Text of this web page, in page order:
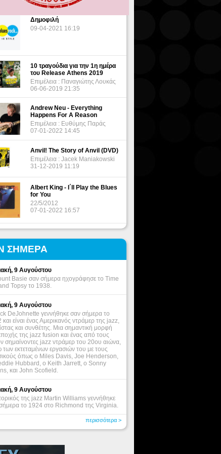
Δημοφιλή
09-04-2021 16:19
10 τραγούδια για την 1η ημέρα
του Release Athens 2019
Επιμέλεια : Παναγιώτης Λουκάς
06-06-2019 21:35
Andrew Neu - Everything
Happens For A Reason
Επιμέλεια : Ευθύμης Παράς
07-01-2022 14:45
Anvil! The Story of Anvil (DVD)
Επιμέλεια : Jacek Maniakowski
31-12-2019 11:19
Albert King - I΄ll Play the Blues
for You
22/5/2012
07-01-2022 16:57
ΣΗΜΕΡΑ
9 Αυγούστου
Basie σαν σήμερα ηχογράφησε το Time
Topsy το 1938.
9 Αυγούστου
DeJohnette γεννήθηκε σαν σήμερα το
και είναι ένας Αμερικανός ντράμερ της jazz,
και συνθέτης. Μια σημαντική μορφή
της jazz fusion και ένας από τους
σημαίνοντες jazz ντράμερ του 20ου αιώνα,
των εκτεταμένων εργασιών του με τους
όπως ο Miles Davis, Joe Henderson,
Hubbard, ο Keith Jarrett, o Sonny
και John Scofield.
9 Αυγούστου
της jazz Martin Williams γεννήθηκε
το 1924 στο Richmond της Virginia.
περισσότερα >